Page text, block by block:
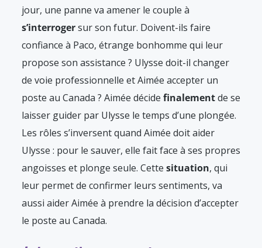
jour, une panne va amener le couple à
s’interrogersur son futur. Doivent-ils faire
confiance à Paco, étrange bonhomme qui leur
propose son assistance ? Ulysse doit-il changer
de voie professionnelle et Aimée accepter un
poste au Canada ? Aimée décide finalementde se
laisser guider par Ulysse le temps d’une plongée.
Les rôles s’inversent quand Aimée doit aider
Ulysse : pour le sauver, elle fait face à ses propres
angoisses et plonge seule. Cette situation, qui
leur permet de confirmer leurs sentiments, va
aussi aider Aimée à prendre la décision d’accepter
le poste au Canada.